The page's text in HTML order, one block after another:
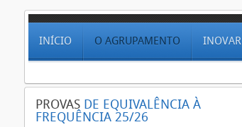
INÍCIO O AGRUPAMENTO INOVAR
PROVAS DE EQUIVALÊNCIA À
FREQUÊNCIA 25/26